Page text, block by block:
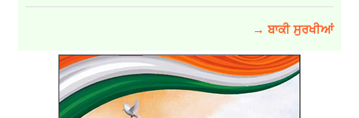
→ ਬਾਕੀ ਸੁਰਖੀਆਂ